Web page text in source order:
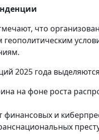
что
2025 года
на фоне роста
финансовых и